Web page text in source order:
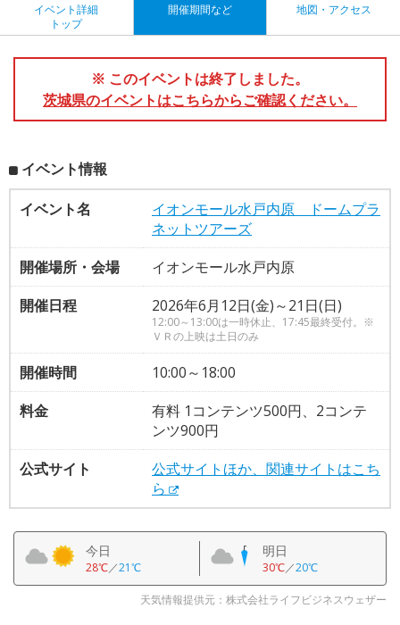
イベント詳細
トップ
開催期間など 地図・アクセス
※ このイベントは終了しました。
茨城県のイベントはこちらからご確認ください。
イベント情報
イベント名
イオンモール水戸内原 ドームプラ
ネットツアーズ
開催場所・会場
イオンモール水戸内原
開催日程
2026年6月12日(金)～21日(日)
12:00～13:00は一時休止、17:45最終受付。※
ＶＲの上映は土日のみ
開催時間
10:00～18:00
料金
有料 1コンテンツ500円、2コンテ
ンツ900円
公式サイト
公式サイトほか、関連サイトはこち
ら
今日
28℃／21℃
明日
30℃／20℃
天気情報提供元：株式会社ライフビジネスウェザー